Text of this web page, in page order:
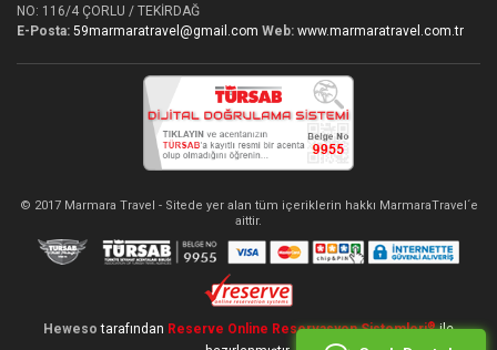
NO: 116/4 ÇORLU / TEKİRDAĞ
E-Posta: 59marmaratravel@gmail.com Web: www.marmaratravel.com.tr
© 2017 Marmara Travel - Sitede yer alan tüm içeriklerin hakkı MarmaraTravel´e
aittir.
Heweso tarafından Reserve Online Reservasyon Sistemleri®ile